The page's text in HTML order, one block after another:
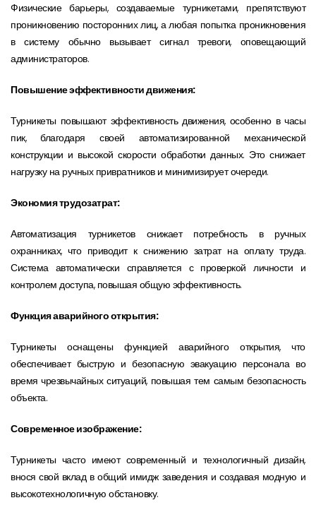
Физические барьеры, создаваемые турникетами, препятствуют
проникновению посторонних лиц, а любая попытка проникновения
в систему обычно вызывает сигнал тревоги, оповещающий
администраторов.
Повышение эффективности движения:
Турникеты повышают эффективность движения, особенно в часы
пик, благодаря своей автоматизированной механической
конструкции и высокой скорости обработки данных. Это снижает
нагрузку на ручных привратников и минимизирует очереди.
Экономия трудозатрат:
Автоматизация турникетов снижает потребность в ручных
охранниках, что приводит к снижению затрат на оплату труда.
Система автоматически справляется с проверкой личности и
контролем доступа, повышая общую эффективность.
Функция аварийного открытия:
Турникеты оснащены функцией аварийного открытия, что
обеспечивает быструю и безопасную эвакуацию персонала во
время чрезвычайных ситуаций, повышая тем самым безопасность
объекта.
Современное изображение:
Турникеты часто имеют современный и технологичный дизайн,
внося свой вклад в общий имидж заведения и создавая модную и
высокотехнологичную обстановку.